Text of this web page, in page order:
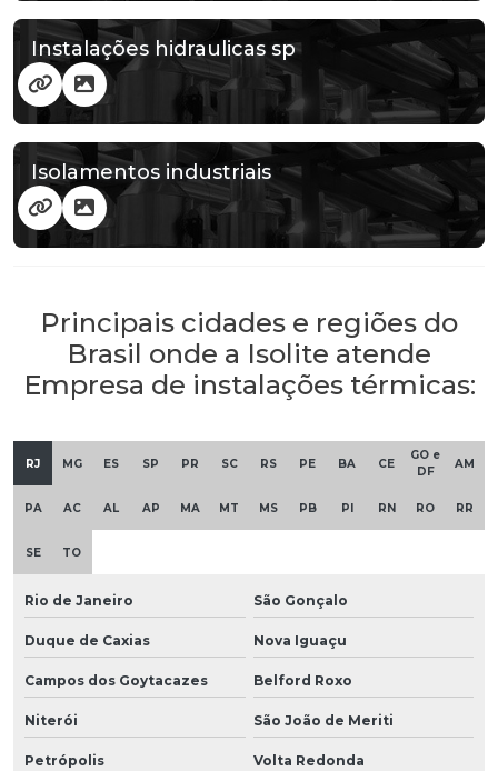
Instalações hidraulicas sp
Isolamentos industriais
Principais cidades e regiões do
Brasil onde a Isolite atende
Empresa de instalações térmicas:
RJ MG ES SP PR SC RS PE BA CE
GO e
DF
AM
PA AC AL AP MA MT MS PB PI RN RO RR
SE TO
Rio de Janeiro São Gonçalo
Duque de Caxias Nova Iguaçu
Campos dos Goytacazes Belford Roxo
Niterói São João de Meriti
Petrópolis Volta Redonda